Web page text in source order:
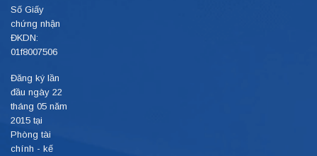
Số Giấy
chứng nhận
ĐKDN:
01f8007506
Đăng ký lần
đầu ngày 22
tháng 05 năm
2015 tại
Phòng tài
chính - kế